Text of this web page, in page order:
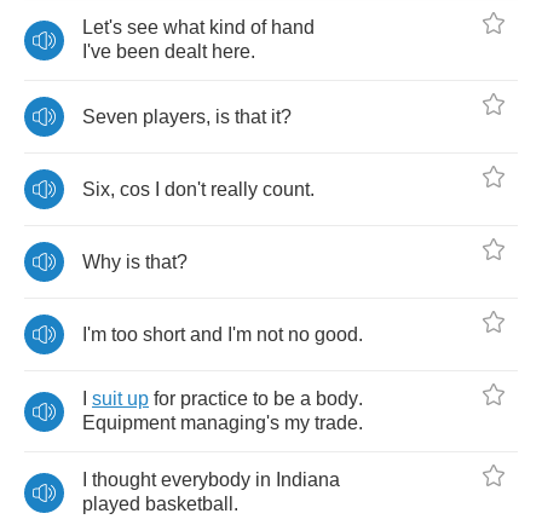
Let's see what kind of hand
I've been dealt here.
Seven players, is that it?
Six, cos don't really count.
Why is that?
I'm too short and I'm not no good.
suit up for practice to be a body.
Equipment managing's my trade.
thought everybody in Indiana
played basketball .